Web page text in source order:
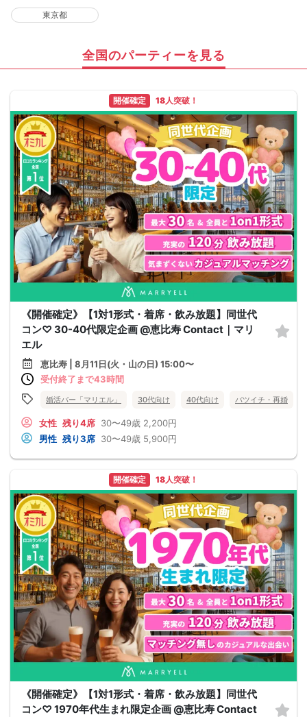
東京都
全国のパーティーを見る
開催確定 18人突破！
《開催確定》【1対1形式・着席・飲み放題】同世代
コン♡ 30-40代限定企画 @恵比寿 Contact｜マリ
エル
恵比寿 | 8月11日(火・山の日) 15:00〜
受付終了まで43時間
婚活バー「マリエル」 30代向け 40代向け バツイチ・再婚
女性 残り4席 30〜49歳 2,200円
男性 残り3席 30〜49歳 5,900円
開催確定 18人突破！
《開催確定》【1対1形式・着席・飲み放題】同世代
コン♡ 1970年代生まれ限定企画 @恵比寿 Contact